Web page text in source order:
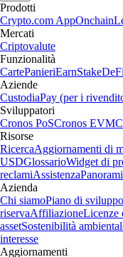
Prodotti
Crypto.com AppOnchain
Mercati
Criptovalute
Funzionalità
CartePanieriEarnStake
Aziende
CustodiaPay (per i
Sviluppatori
Cronos PoSCronos EVM
Risorse
RicercaAggiornamenti di
USDGlossarioWidget di
reclamiAssistenza
Azienda
Chi siamoPiano di sviluppo
riservaAffiliazioneLicenze
assetSostenibilità
interesse
Aggiornamenti